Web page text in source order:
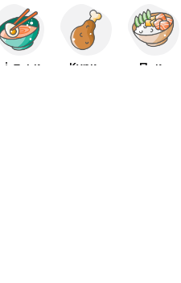
Курка Поке